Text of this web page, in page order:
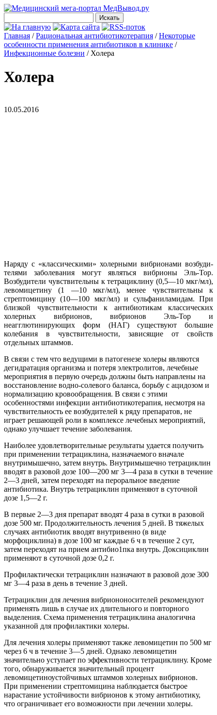
Главная /Рациональная антибиотикотерапия /Некоторые
особенности применения антибиотиков в клинике /
Инфекционные болезни / Холера
Холера
10.05.2016
Наряду с «классическими» холерными вибрионами возбуди-
телями заболевания могут являться вибрионы Эль-Тор.
Возбудители чувствительны к тетрациклину (0,5—10 мкг/мл),
левомицетину (1 —10 мкг/мл), менее чувствительны к
стрептомицину (10—100 мкг/мл) и сульфаниламидам. При
близкой чувствительности к антибиотикам классических
холерных вибрионов, вибрионов Эль-Тор и
неагглютинирующих форм (НАГ) существуют большие
колебания в чувствительности, зависящие от свойств
отдельных штаммов.
В связи с тем что ведущими в патогенезе холеры являются
дегидратация организма и потеря электролитов, лечебные
мероприятия в первую очередь должны быть направлены на
восстановление водно-солевого баланса, борьбу с ацидозом и
нормализацию кровообращения. В связи с этими
особенностями инфекции антибиотикотерапия, несмотря на
чувствительность ее возбудителей к ряду препаратов, не
играет решающей роли в комплексе лечебных мероприятий,
однако улучшает течение заболевания.
Наиболее удовлетворительные результаты удается получить
при применении тетрациклина, назначаемого вначале
внутримышечно, затем внутрь. Внутримышечно тетрациклин
вводят в разовой дозе 100—200 мг 3—4 раза в сутки в течение
2—3 дней, затем переходят на пероральное введение
антибиотика. Внутрь тетрациклин применяют в суточной
дозе 1,5—2 г.
В первые 2—3 дня препарат вводят 4 раза в сутки в разовой
дозе 500 мг. Продолжительность лечения 5 дней. В тяжелых
случаях антибиотик вводят внутривенно (в виде
морфоциклина) в дозе 100 мг каждые 6 ч в течение 2 сут,
затем переходят на прием антибио1пка внутрь. Доксициклин
применяют в суточной дозе 0,2 г.
Профилактически тетрациклин назначают в разовой дозе 300
мг 3—4 раза в день в течение 3 дней.
Тетрациклин для лечения вибриононосителей рекомендуют
применять лишь в случае их длительного и повторного
выделения. Схема применения тетрациклина аналогична
указанной для профилактики холеры.
Для лечения холеры применяют также левомицетин по 500 мг
через 6 ч в течение 3—5 дней. Однако левомицетин
значительно уступает по эффективности тетрациклину. Кроме
того, обнаруживается значительный процент
левомицетиноустойчивых штаммов холерных вибрионов.
При применении стрептомицина наблюдается быстрое
нарастание устойчивости вибрионов к этому антибиотику,
что ограничивает его возможности при лечении холеры.